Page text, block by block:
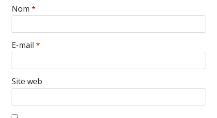
Nom *
E-mail *
Site web